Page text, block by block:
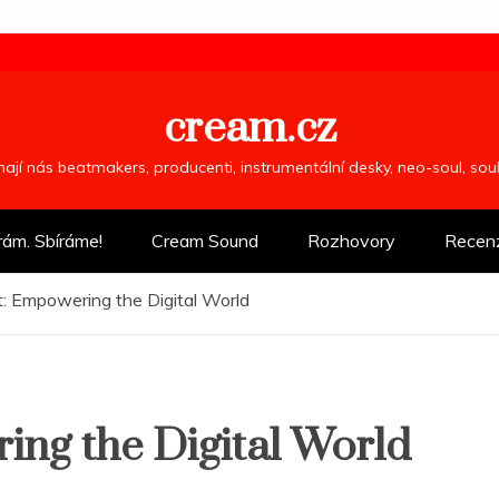
cream.cz
nás beatmakers, producenti, instrumentální desky, neo-soul,
Sbíráme! Cream Sound Rozhovory
Empowering the Digital World
the Digital World